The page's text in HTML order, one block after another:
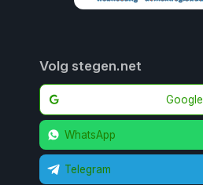
Volg stegen.net
Google
WhatsApp
Telegram